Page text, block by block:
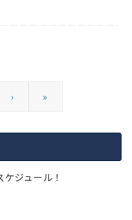
› »
ジュール！